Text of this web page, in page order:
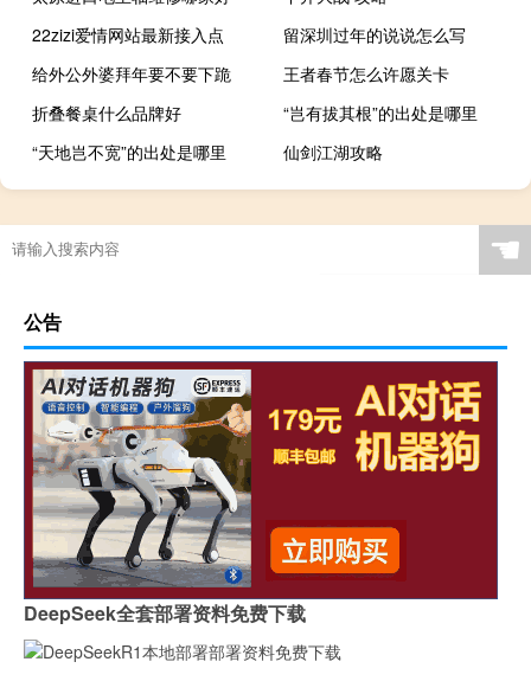
22zizi爱情网站最新接入点
留深圳过年的说说怎么写
给外公外婆拜年要不要下跪
王者春节怎么许愿关卡
折叠餐桌什么品牌好
“岂有拔其根”的出处是哪里
“天地岂不宽”的出处是哪里
仙剑江湖攻略
☚
公告
DeepSeek全套部署资料免费下载